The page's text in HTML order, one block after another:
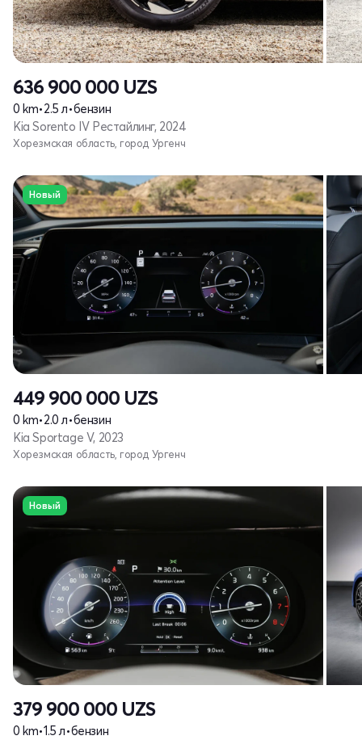
636 900 000 UZS
0 km•2.5 л•бензин
Kia Sorento IV Рестайлинг, 2024
Хорезмская область, город Ургенч
Новый
449 900 000 UZS
0 km•2.0 л•бензин
Kia Sportage V, 2023
Хорезмская область, город Ургенч
Новый
379 900 000 UZS
0 km•1.5 л•бензин